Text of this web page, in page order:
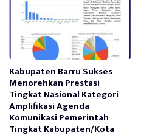
Kabupaten Barru Sukses
Menorehkan Prestasi
Tingkat Nasional Kategori
Amplifikasi Agenda
Komunikasi Pemerintah
Tingkat Kabupaten/Kota